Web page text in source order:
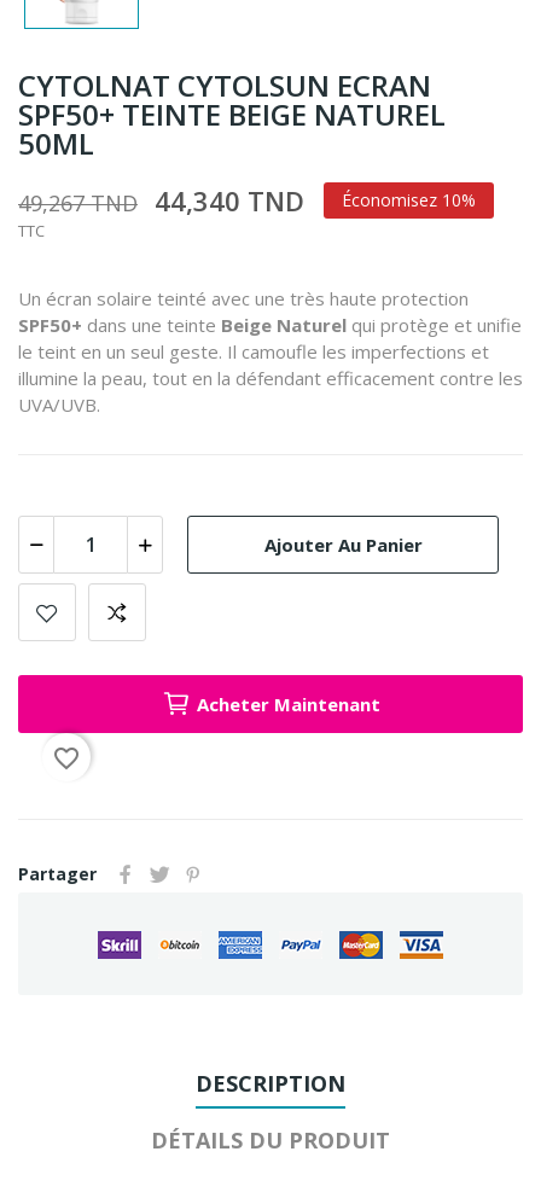
CYTOLNAT CYTOLSUN ECRAN
SPF50+ TEINTE BEIGE NATUREL
50ML
49,267 TND 44,340 TND Économisez 10%
TTC
Un écran solaire teinté avec une très haute protection
SPF50+ dans une teinte Beige Naturel qui protège et unifie
le teint en un seul geste. Il camoufle les imperfections et
illumine la peau, tout en la défendant efficacement contre les
UVA/UVB.
Ajouter Au Panier
Acheter Maintenant
favorite_border
Partager
DESCRIPTION
DÉTAILS DU PRODUIT